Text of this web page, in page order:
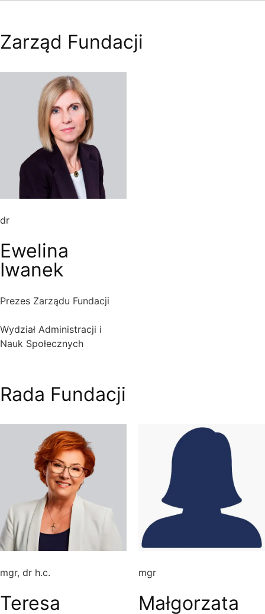
Zarząd Fundacji
dr
Ewelina
Iwanek
Prezes Zarządu Fundacji
Wydział Administracji i
Nauk Społecznych
Rada Fundacji
mgr, dr h.c.
Teresa
mgr
Małgorzata